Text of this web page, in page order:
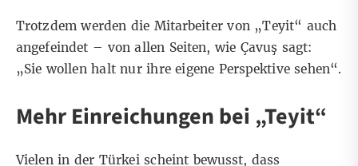
Trotzdem werden die Mitarbeiter von „Teyit“ auch
angefeindet – von allen Seiten, wie Çavuş sagt:
„Sie wollen halt nur ihre eigene Perspektive sehen“.
Mehr Einreichungen bei „Teyit“
Vielen in der Türkei scheint bewusst, dass